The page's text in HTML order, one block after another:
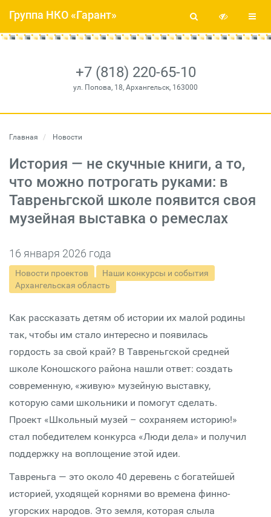
+7 (818) 220-65-10
ул. Попова, 18, Архангельск, 163000
Группа НКО «Гарант»
Главная Новости
История — не скучные книги, а то,
что можно потрогать руками: в
Тавреньгской школе появится своя
музейная выставка о ремеслах
16 января 2026 года
Новости проектов
Наши конкурсы и события
Архангельская область
Как рассказать детям об истории их малой родины
так, чтобы им стало интересно и появилась
гордость за свой край? В Тавреньгской средней
школе Коношского района нашли ответ: создать
современную, «живую» музейную выставку,
которую сами школьники и помогут сделать.
Проект «Школьный музей – сохраняем историю!»
стал победителем конкурса «Люди дела» и получил
поддержку на воплощение этой идеи.
Тавреньга — это около 40 деревень с богатейшей
историей, уходящей корнями во времена финно-
угорских народов. Это земля, которая слыла